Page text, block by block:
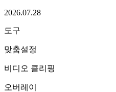
2026.07.28
도구
맞춤설정
비디오 클리핑
오버레이